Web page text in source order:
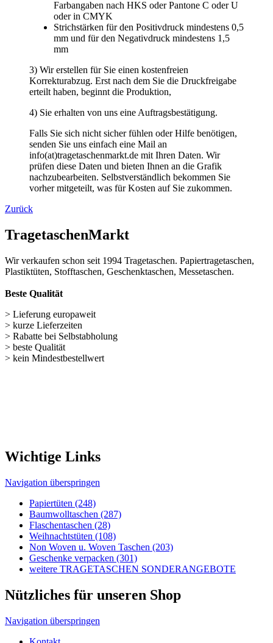
TragetaschenMarkt
Wir verkaufen schon seit 1994 Tragetaschen. Papiertragetaschen,
Plastiktüten, Stofftaschen, Geschenktaschen, Messetaschen.
> Lieferung europaweit
> kurze Lieferzeiten
> Rabatte bei Selbstabholung
> beste Qualität
> kein Mindestbestellwert
Wichtige Links
Navigation überspringen
Papiertüten (248)
Baumwolltaschen (287)
Flaschentaschen (28)
Weihnachts­tüten (108)
Non Woven u. Woven Taschen (203)
Geschenke verpacken (301)
Kunden-Login
Newsletter bestellen
Sitemap
Rechtliches
Navigation überspringen
Impressum
Lieferungen-Zahlungsbedingungen